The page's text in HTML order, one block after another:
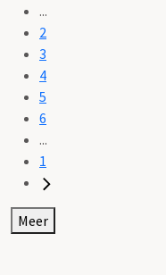
...
2
3
4
5
6
...
1
Meer